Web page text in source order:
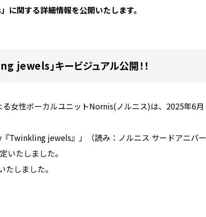
関する詳細情報を公開いたします。
」キービジュアル公開！！
女性ボーカルユニットNornis(ノルニス)は、2025年6月
Twinkling jewels』」（読み：ノルニス サードアニバー
いたしました。
しました。